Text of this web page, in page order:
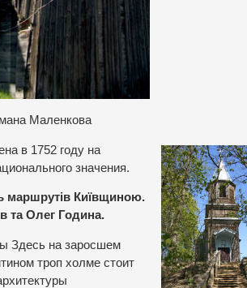
Маленкова
в 1752 году на
значения.
маршрутів Київщиною.
та Олег Година.
Здесь на заросшем
троп холме стоит